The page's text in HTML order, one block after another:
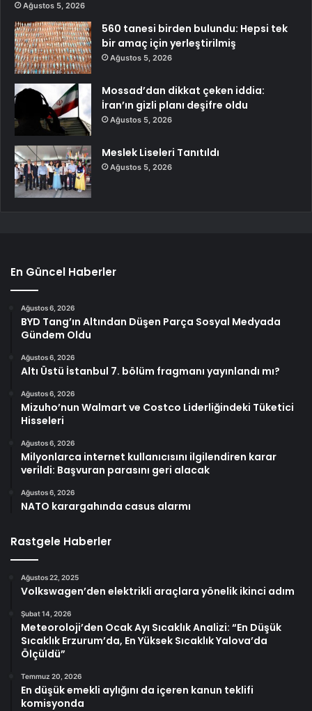
Ağustos 5, 2026
560 tanesi birden bulundu: Hepsi tek
bir amaç için yerleştirilmiş
Ağustos 5, 2026
Mossad’dan dikkat çeken iddia:
İran’ın gizli planı deşifre oldu
Ağustos 5, 2026
Meslek Liseleri Tanıtıldı
Ağustos 5, 2026
En Güncel Haberler
Ağustos 6, 2026
BYD Tang’ın Altından Düşen Parça Sosyal Medyada
Gündem Oldu
Ağustos 6, 2026
Altı Üstü İstanbul 7. bölüm fragmanı yayınlandı mı?
Ağustos 6, 2026
Mizuho’nun Walmart ve Costco Liderliğindeki Tüketici
Hisseleri
Ağustos 6, 2026
Milyonlarca internet kullanıcısını ilgilendiren karar
verildi: Başvuran parasını geri alacak
Ağustos 6, 2026
NATO karargahında casus alarmı
Rastgele Haberler
Ağustos 22, 2025
Volkswagen’den elektrikli araçlara yönelik ikinci adım
Şubat 14, 2026
Meteoroloji’den Ocak Ayı Sıcaklık Analizi: “En Düşük
Sıcaklık Erzurum’da, En Yüksek Sıcaklık Yalova’da
Ölçüldü”
Temmuz 20, 2026
En düşük emekli aylığını da içeren kanun teklifi
komisyonda